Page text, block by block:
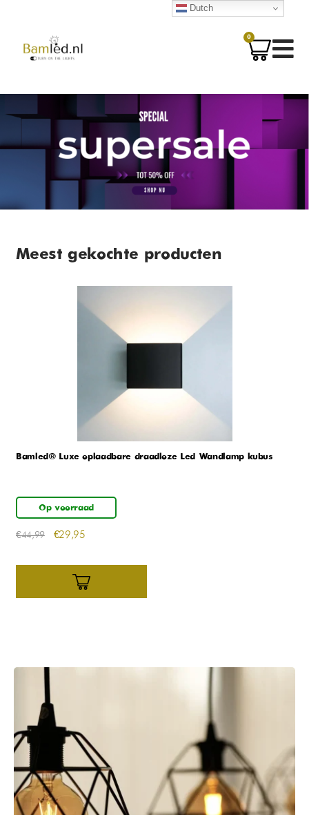
0
Meest gekochte producten
Bamled® Luxe oplaadbare draadloze Led Wandlamp kubus
Op voorraad
€44,99 €29,95
Dutch